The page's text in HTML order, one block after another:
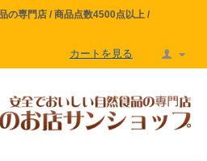
の専門店 / 商品点数4500点以上 /
カートを見る